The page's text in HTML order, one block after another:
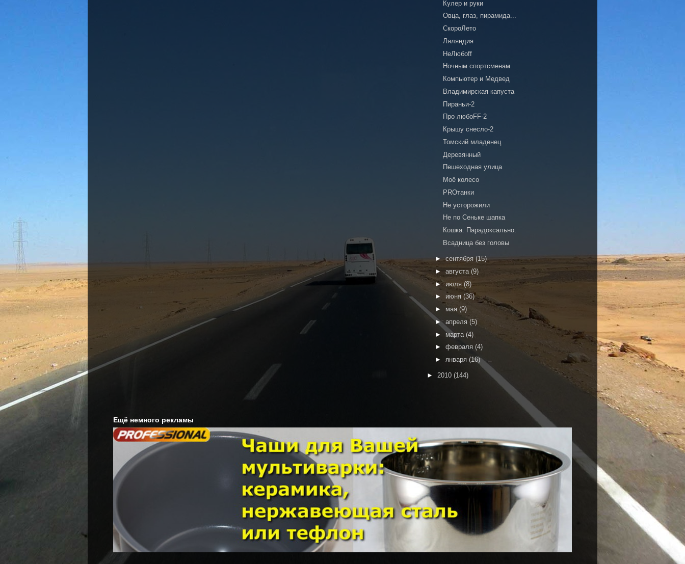
Кулер и руки
Овца, глаз, пирамида...
СкороЛето
Ляляндия
НеЛюбоff
Ночным спортсменам
Компьютер и Медвед
Владимирская капуста
Пираньи-2
Про любоFF-2
Крышу снесло-2
Томский младенец
Деревянный
Пешеходная улица
Моё колесо
PROтанки
Не усторожили
Не по Сеньке шапка
Кошка. Парадоксально.
Всадница без головы
►сентября(15)
► августа (9)
►июля (8)
► июня (36)
► мая (9)
► апреля (5)
► марта (4)
► февраля (4)
► января (16)
► 2010 (144)
Ещё немного рекламы